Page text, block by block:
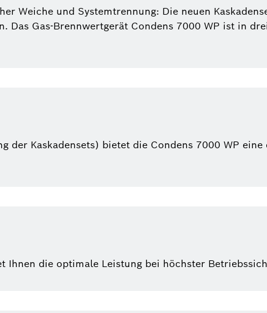
Weiche und Systemtrennung: Die neuen
Gas-Brennwertgerät Condens 7000 WP ist in
der Kaskadensets) bietet die Condens 7000 WP
Ihnen die optimale Leistung bei höchster